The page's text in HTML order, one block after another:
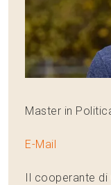
Master in
E-Mail
Il cooperante di